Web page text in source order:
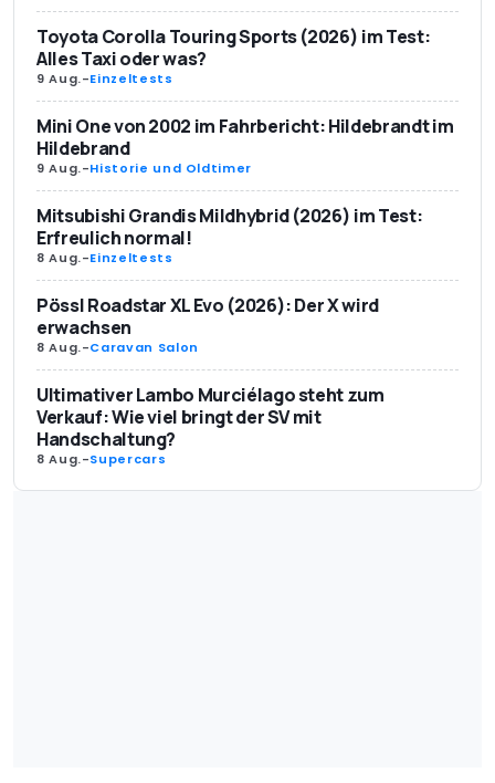
Toyota Corolla Touring Sports (2026) im Test:
Alles Taxi oder was?
9 Aug.-Einzeltests
Mini One von 2002 im Fahrbericht: Hildebrandt im
Hildebrand
9 Aug.-Historie und Oldtimer
Mitsubishi Grandis Mildhybrid (2026) im Test:
Erfreulich normal!
8 Aug.-Einzeltests
Pössl Roadstar XL Evo (2026): Der X wird
erwachsen
8 Aug.-Caravan Salon
Ultimativer Lambo Murciélago steht zum
Verkauf: Wie viel bringt der SV mit
Handschaltung?
8 Aug.-Supercars